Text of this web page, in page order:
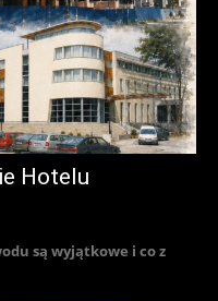
Hotelu
są wyjątkowe i co z